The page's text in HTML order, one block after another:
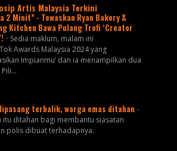
Artis Malaysia Terkini
2 Minit” - Tewaskan Ryan Bakery &
Kitchen Bawa Pulang Trofi ‘Creator
- Sedia maklum, malam ini
Awards Malaysia 2024 yang
Impianmu’ dan ia menampilkan dua
terbalik, warga emas ditahan -
itu ditahan bagi membantu siasatan
polis dibuat terhadapnya.